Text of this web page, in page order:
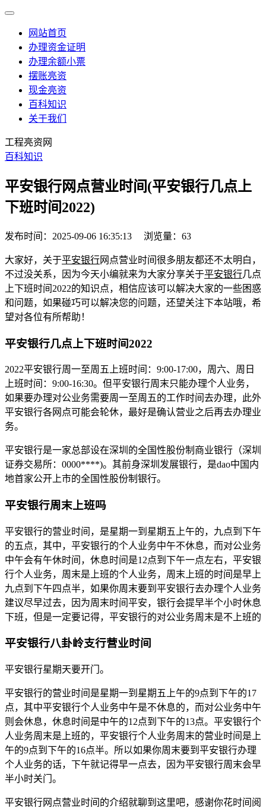
网站首页
办理资金证明
办理余额小票
摆账亮资
现金亮资
百科知识
关于我们
工程亮资网
百科知识
平安银行网点营业时间(平安银行几点上
下班时间2022)
发布时间：2025-09-06 16:35:13 浏览量：63
大家好，关于平安银行网点营业时间很多朋友都还不太明白，
不过没关系，因为今天小编就来为大家分享关于平安银行几点
上下班时间2022的知识点，相信应该可以解决大家的一些困惑
和问题，如果碰巧可以解决您的问题，还望关注下本站哦，希
望对各位有所帮助！
平安银行几点上下班时间2022
2022平安银行周一至周五上班时间：9:00-17:00，周六、周日
上班时间：9:00-16:30。但平安银行周末只能办理个人业务，
如果要办理对公业务需要周一至周五的工作时间去办理，此外
平安银行各网点可能会轮休，最好是确认营业之后再去办理业
务。
平安银行是一家总部设在深圳的全国性股份制商业银行（深圳
证券交易所：0000****)。其前身深圳发展银行，是dao中国内
地首家公开上市的全国性股份制银行。
平安银行周末上班吗
平安银行的营业时间，是星期一到星期五上午的，九点到下午
的五点，其中，平安银行的个人业务中午不休息，而对公业务
中午会有午休时间，休息时间是12点到下午一点左右，平安银
行个人业务，周末是上班的个人业务，周末上班的时间是早上
九点到下午四点半，如果你周末要到平安银行去办理个人业务
建议尽早过去，因为周末时间平安，银行会提早半个小时休息
下班，但是一定要记得，平安银行的对公业务周末是不上班的
平安银行八卦岭支行营业时间
平安银行星期天要开门。
平安银行的营业时间是星期一到星期五上午的9点到下午的17
点，其中平安银行个人业务中午是不休息的，而对公业务中午
则会休息，休息时间是中午的12点到下午的13点。平安银行个
人业务周末是上班的，平安银行个人业务周末的营业时间是上
午的9点到下午的16点半。所以如果你周末要到平安银行办理
个人业务的话，下午就记得早一点去，因为平安银行周末会早
半小时关门。
平安银行网点营业时间的介绍就聊到这里吧，感谢你花时间阅